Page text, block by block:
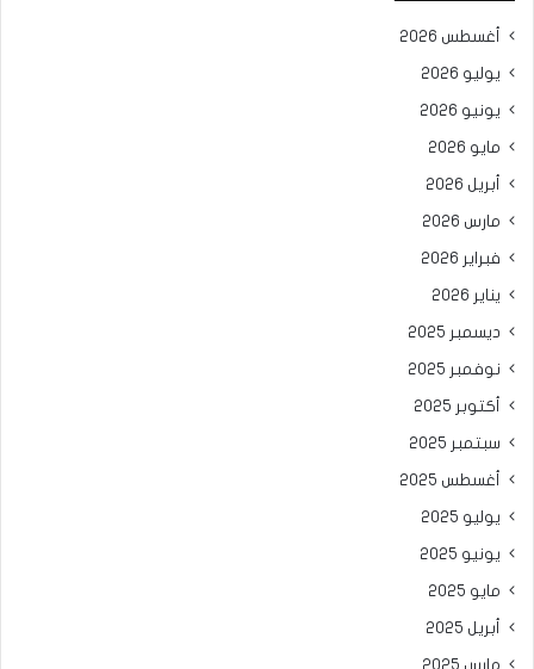
أغسطس 2026
يوليو 2026
يونيو 2026
مايو 2026
أبريل 2026
مارس 2026
فبراير 2026
يناير 2026
ديسمبر 2025
نوفمبر 2025
أكتوبر 2025
سبتمبر 2025
أغسطس 2025
يوليو 2025
يونيو 2025
مايو 2025
أبريل 2025